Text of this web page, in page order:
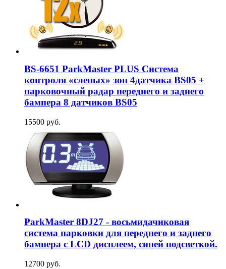
BS-6651 ParkMaster PLUS Система
контроля «слепых» зон 4датчика BS05 +
парковочный радар переднего и заднего
бампера 8 датчиков BS05
15500 руб.
ParkMaster 8DJ27 - восьмидачиковая
система парковки для переднего и заднего
бампера с LCD дисплеем, синей подсветкой.
12700 руб.